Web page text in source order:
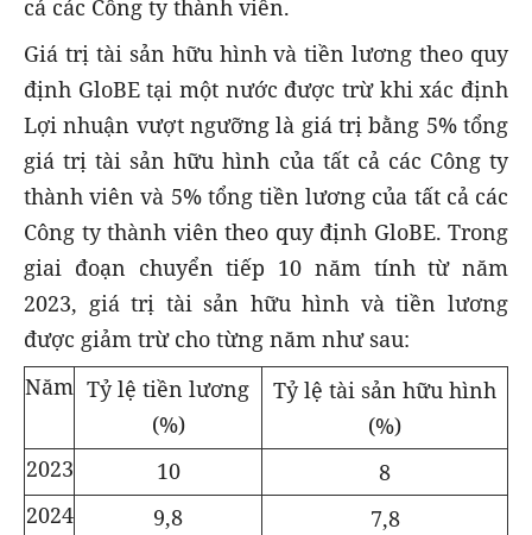
cả các Công ty thành viên.
Giá trị tài sản hữu hình và tiền lương theo quy
định GloBE tại một nước được trừ khi xác định
Lợi nhuận vượt ngưỡng là giá trị bằng 5% tổng
giá trị tài sản hữu hình của tất cả các Công ty
thành viênvà 5% tổng tiền lương của tất cả các
Công ty thành viên theo quy định GloBE. Trong
giai đoạn chuyển tiếp 10 năm tính từ năm
2023, giá trị tài sản hữu hình và tiền lương
được giảm trừ cho từng năm như sau:
Năm Tỷ lệ tiền lương
(%)
Tỷ lệ tài sản hữu hình
(%)
2023
10
8
2024
9,8
7,8